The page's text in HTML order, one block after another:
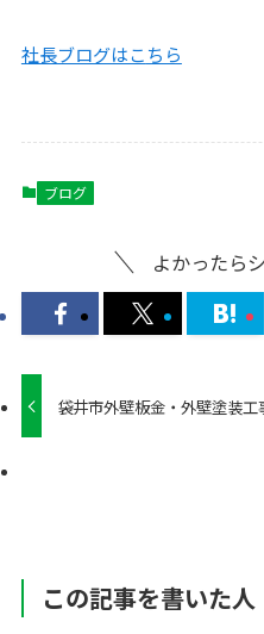
社長ブログはこちら
ブログ
よかったら
袋井市外壁板金・外壁塗装工
この記事を書いた人